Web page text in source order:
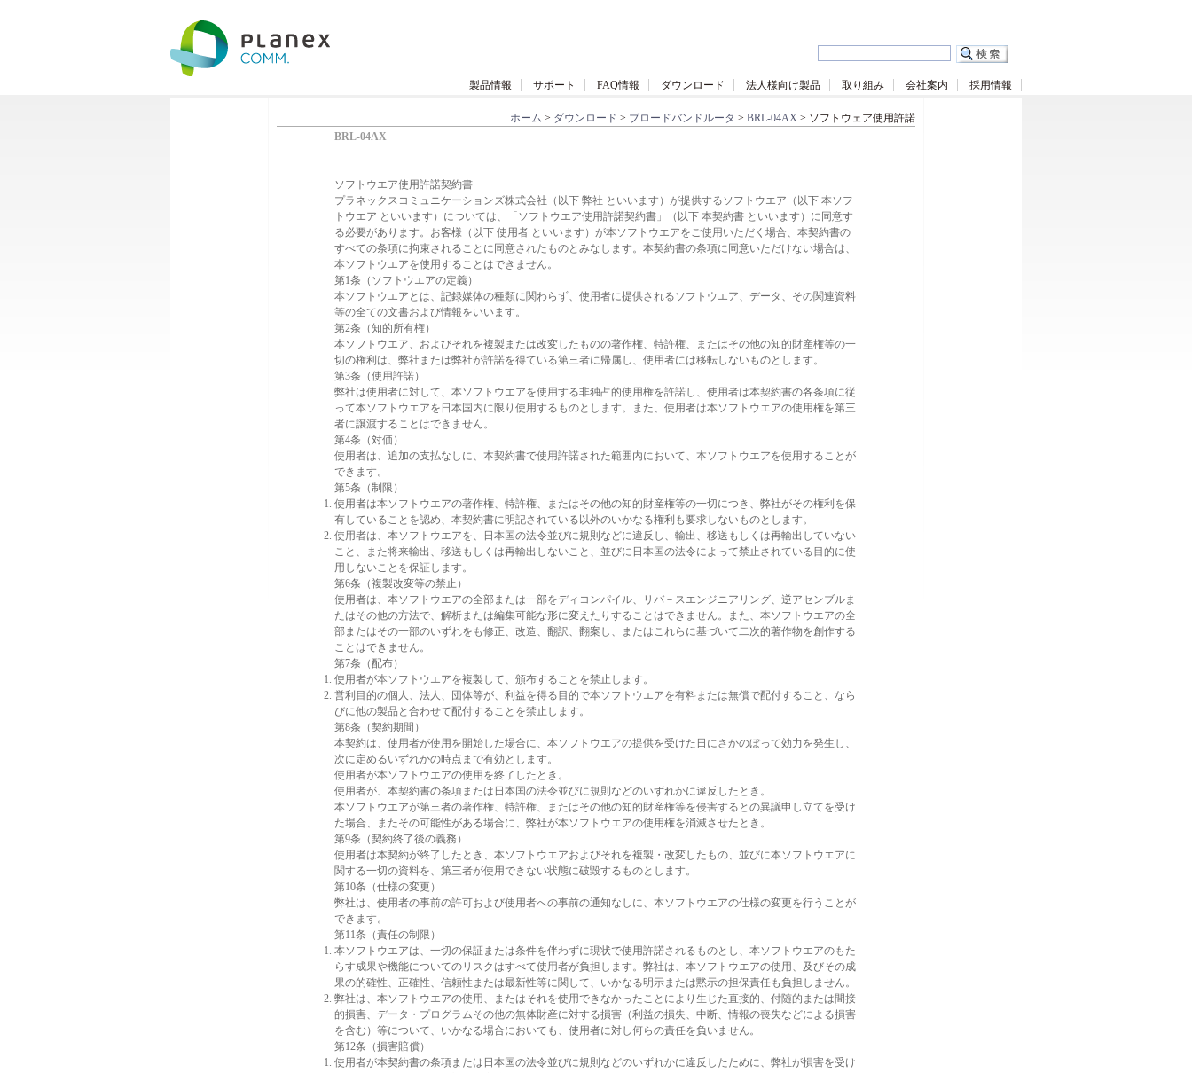
製品情報 サポート FAQ情報 ダウンロード 法人様向け製品 取り組み 会社案内 採用情報
ホーム > ダウンロード > ブロードバンドルータ > BRL-04AX > ソフトウェア使用許諾
BRL-04AX
ソフトウエア使用許諾契約書
プラネックスコミュニケーションズ株式会社（以下 弊社 といいます）が提供するソフトウエア（以下 本ソフ
トウエア といいます）については、「ソフトウエア使用許諾契約書」（以下 本契約書 といいます）に同意す
る必要があります。お客様（以下 使用者 といいます）が本ソフトウエアをご使用いただく場合、本契約書の
すべての条項に拘束されることに同意されたものとみなします。本契約書の条項に同意いただけない場合は、
本ソフトウエアを使用することはできません。
第1条（ソフトウエアの定義）
本ソフトウエアとは、記録媒体の種類に関わらず、使用者に提供されるソフトウエア、データ、その関連資料
等の全ての文書および情報をいいます。
第2条（知的所有権）
本ソフトウエア、およびそれを複製または改変したものの著作権、特許権、またはその他の知的財産権等の一
切の権利は、弊社または弊社が許諾を得ている第三者に帰属し、使用者には移転しないものとします。
第3条（使用許諾）
弊社は使用者に対して、本ソフトウエアを使用する非独占的使用権を許諾し、使用者は本契約書の各条項に従
って本ソフトウエアを日本国内に限り使用するものとします。また、使用者は本ソフトウエアの使用権を第三
者に譲渡することはできません。
第4条（対価）
使用者は、追加の支払なしに、本契約書で使用許諾された範囲内において、本ソフトウエアを使用することが
できます。
第5条（制限）
使用者は本ソフトウエアの著作権、特許権、またはその他の知的財産権等の一切につき、弊社がその権利を保
有していることを認め、本契約書に明記されている以外のいかなる権利も要求しないものとします。
使用者は、本ソフトウエアを、日本国の法令並びに規則などに違反し、輸出、移送もしくは再輸出していない
こと、また将来輸出、移送もしくは再輸出しないこと、並びに日本国の法令によって禁止されている目的に使
用しないことを保証します。
第6条（複製改変等の禁止）
使用者は、本ソフトウエアの全部または一部をディコンパイル、リバ－スエンジニアリング、逆アセンブルま
たはその他の方法で、解析または編集可能な形に変えたりすることはできません。また、本ソフトウエアの全
部またはその一部のいずれをも修正、改造、翻訳、翻案し、またはこれらに基づいて二次的著作物を創作する
ことはできません。
第7条（配布）
使用者が本ソフトウエアを複製して、頒布することを禁止します。
営利目的の個人、法人、団体等が、利益を得る目的で本ソフトウエアを有料または無償で配付すること、なら
びに他の製品と合わせて配付することを禁止します。
第8条（契約期間）
本契約は、使用者が使用を開始した場合に、本ソフトウエアの提供を受けた日にさかのぼって効力を発生し、
次に定めるいずれかの時点まで有効とします。
使用者が本ソフトウエアの使用を終了したとき。
使用者が、本契約書の条項または日本国の法令並びに規則などのいずれかに違反したとき。
本ソフトウエアが第三者の著作権、特許権、またはその他の知的財産権等を侵害するとの異議申し立てを受け
た場合、またその可能性がある場合に、弊社が本ソフトウエアの使用権を消滅させたとき。
第9条（契約終了後の義務）
使用者は本契約が終了したとき、本ソフトウエアおよびそれを複製・改変したもの、並びに本ソフトウエアに
関する一切の資料を、第三者が使用できない状態に破毀するものとします。
第10条（仕様の変更）
弊社は、使用者の事前の許可および使用者への事前の通知なしに、本ソフトウエアの仕様の変更を行うことが
できます。
第11条（責任の制限）
本ソフトウエアは、一切の保証または条件を伴わずに現状で使用許諾されるものとし、本ソフトウエアのもた
らす成果や機能についてのリスクはすべて使用者が負担します。弊社は、本ソフトウエアの使用、及びその成
果の的確性、正確性、信頼性または最新性等に関して、いかなる明示または黙示の担保責任も負担しません。
弊社は、本ソフトウエアの使用、またはそれを使用できなかったことにより生じた直接的、付随的または間接
的損害、データ・プログラムその他の無体財産に対する損害（利益の損失、中断、情報の喪失などによる損害
を含む）等について、いかなる場合においても、使用者に対し何らの責任を負いません。
第12条（損害賠償）
使用者が本契約書の条項または日本国の法令並びに規則などのいずれかに違反したために、弊社が損害を受け